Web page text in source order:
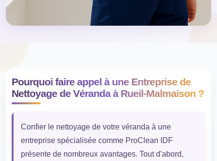
Pourquoi faire appel à une Entreprise de
Nettoyage de Véranda à Rueil-Malmaison ?
Confier le nettoyage de votre véranda à une
entreprise spécialisée comme ProClean IDF
présente de nombreux avantages. Tout d'abord,